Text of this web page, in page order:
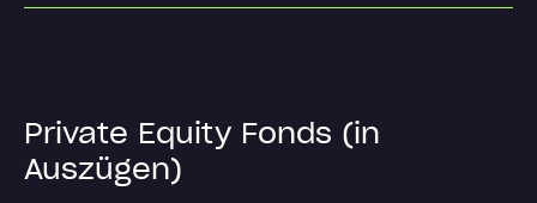
Private Equity Fonds (in
Auszügen)